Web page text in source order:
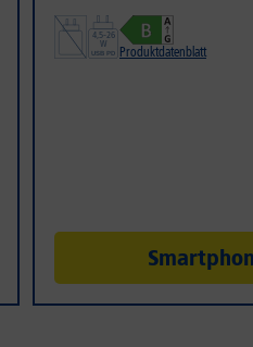
Produktdatenblatt